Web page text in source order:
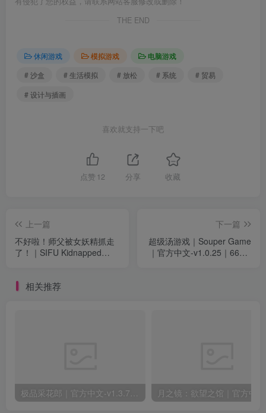
THE END
休闲游戏 模拟游戏
电脑游戏
# 沙盒
# 生活模拟 # 放松 # 系统
# 贸易
# 设计与插画
喜欢就支持一下吧
点赞 12 分享 收藏
上一篇
不好啦！师父被女妖精抓走
了！｜SIFU Kidnapped
Build.21843020｜19.5G｜
下一篇
超级汤游戏｜Souper Game
｜官方中文-v1.0.25｜668M
相关推荐